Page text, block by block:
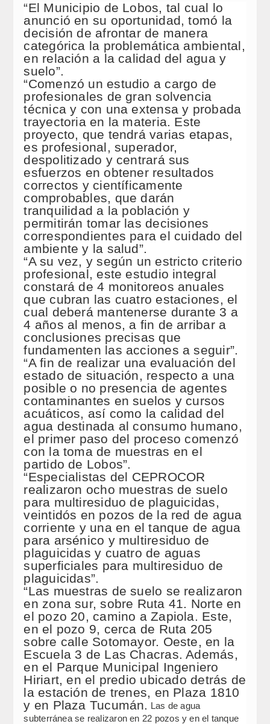
“El Municipio de Lobos, tal cual lo
anunció en su oportunidad, tomó la
decisión de afrontar de manera
categórica la problemática ambiental,
en relación a la calidad del agua y
suelo”.
“Comenzó un estudio a cargo de
profesionales de gran solvencia
técnica y con una extensa y probada
trayectoria en la materia. Este
proyecto, que tendrá varias etapas,
es profesional, superador,
despolitizado y centrará sus
esfuerzos en obtener resultados
correctos y científicamente
comprobables, que darán
tranquilidad a la población y
permitirán tomar las decisiones
correspondientes para el cuidado del
ambiente y la salud”.
“A su vez, y según un estricto criterio
profesional, este estudio integral
constará de 4 monitoreos anuales
que cubran las cuatro estaciones, el
cual deberá mantenerse durante 3 a
4 años al menos, a fin de arribar a
conclusiones precisas que
fundamenten las acciones a seguir”.
“A fin de realizar una evaluación del
estado de situación, respecto a una
posible o no presencia de agentes
contaminantes en suelos y cursos
acuáticos, así como la calidad del
agua destinada al consumo humano,
el primer paso del proceso comenzó
con la toma de muestras en el
partido de Lobos”.
“Especialistas del CEPROCOR
realizaron ocho muestras de suelo
para multiresiduo de plaguicidas,
veintidós en pozos de la red de agua
corriente y una en el tanque de agua
para arsénico y multiresiduo de
plaguicidas y cuatro de aguas
superficiales para multiresiduo de
plaguicidas”.
“Las muestras de suelo se realizaron
en zona sur, sobre Ruta 41. Norte en
el pozo 20, camino a Zapiola. Este,
en el pozo 9, cerca de Ruta 205
sobre calle Sotomayor. Oeste, en la
Escuela 3 de Las Chacras. Además,
en el Parque Municipal Ingeniero
Hiriart, en el predio ubicado detrás de
la estación de trenes, en Plaza 1810
y en Plaza Tucumán. Las de agua
subterránea se realizaron en 22 pozos y en el tanque